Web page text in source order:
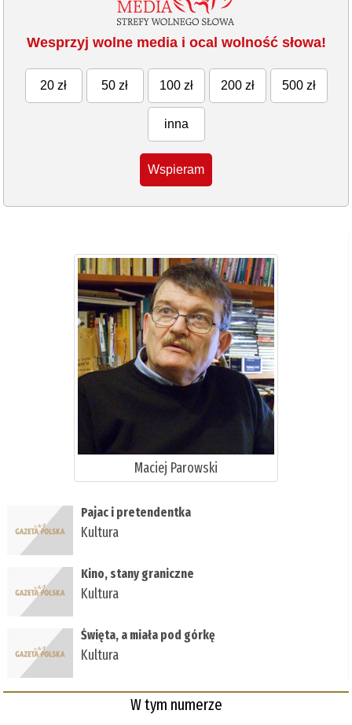
Wesprzyj wolne media i ocal wolność słowa!
20 zł 50 zł 100 zł 200 zł 500 zł
inna
Wspieram
Maciej Parowski
Pajac i pretendentka
Kultura
Kino, stany graniczne
Kultura
Święta, a miała pod górkę
Kultura
W tym numerze